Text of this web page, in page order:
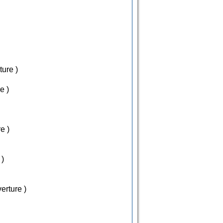
)
)
)
)
)